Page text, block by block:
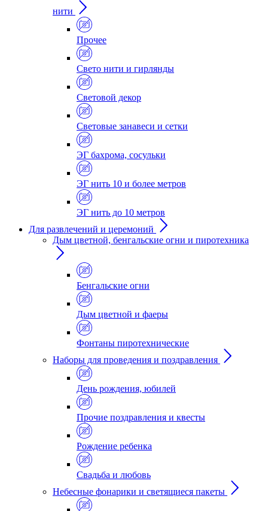
нити
Прочее
Свето нити и гирлянды
Световой декор
Световые занавеси и сетки
ЭГ бахрома, сосульки
ЭГ нить 10 и более метров
ЭГ нить до 10 метров
Для развлечений и церемоний
Дым цветной, бенгальские огни и пиротехника
Бенгальские огни
Дым цветной и фаеры
Фонтаны пиротехнические
Наборы для проведения и поздравления
День рождения, юбилей
Прочие поздравления и квесты
Рождение ребенка
Свадьба и любовь
Небесные фонарики и светящиеся пакеты